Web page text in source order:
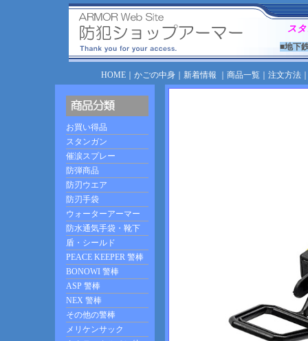
ス
■地下
HOME｜ かごの中身｜ 新着情報 商品一覧｜ 注文方法